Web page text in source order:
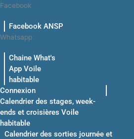
Aller
contenu
Facebook
Facebook ANSP
Whatsapp
Chaine What's
App Voile
habitable
Connexion
Calendrier des stages, week-
ends et croisières Voile
habitable
Calendrier des sorties journée et